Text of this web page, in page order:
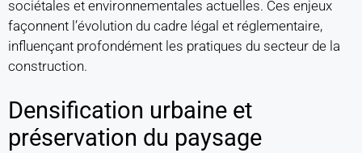
sociétales et environnementales actuelles. Ces enjeux
façonnent l’évolution du cadre légal et réglementaire,
influençant profondément les pratiques du secteur de la
construction.
Densification urbaine et
préservation du paysage